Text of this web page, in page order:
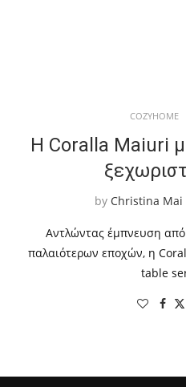
COZYHOME
Η Coralla Maiuri
by Christina Mai
Αντλώντας έμπνευση
παλαιότερων εποχών, η
table